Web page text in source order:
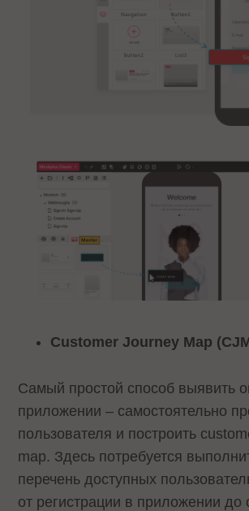
Customer Journey Map
Самый простой способ выявить
приложении – самостоятельно
пользователя и построить
map. Здесь потребуется
перечень доступных
от регистрации в приложении до